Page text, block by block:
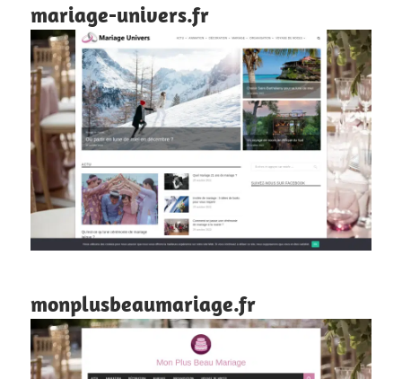
mariage-univers.fr
monplusbeaumariage.fr